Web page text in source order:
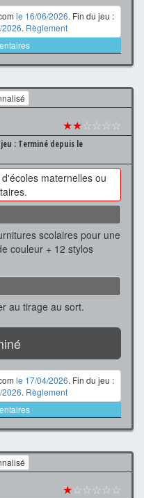
le 16/06/2026. Fin du jeu :
. Règlement
★★☆☆☆☆
: Terminé depuis le
maternelles ou
scolaires pour une
couleur + 12 stylos
au tirage au sort.
le 17/04/2026. Fin du jeu :
. Règlement
★☆☆☆☆☆